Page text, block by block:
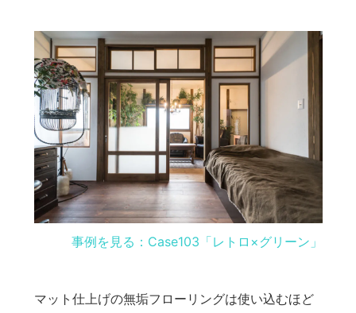
事例を見る：Case103「レトロ×グリーン」
マット仕上げの無垢フローリングは使い込むほど